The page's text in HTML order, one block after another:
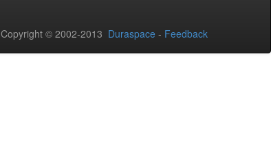
Copyright © 2002-2013 Duraspace - Feedback